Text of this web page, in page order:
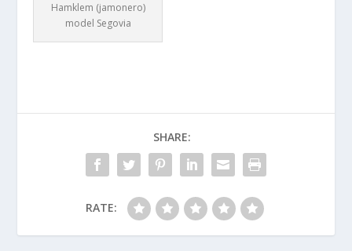
Hamklem (jamonero)
model Segovia
SHARE:
RATE: